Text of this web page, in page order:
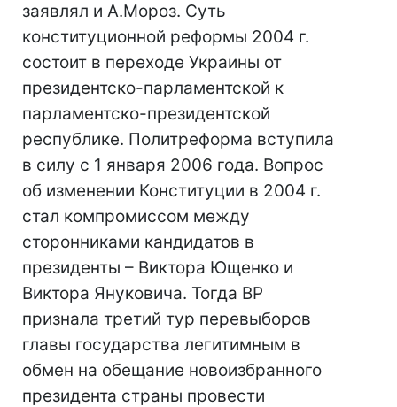
заявлял и А.Мороз. Суть
конституционной реформы 2004 г.
состоит в переходе Украины от
президентско-парламентской к
парламентско-президентской
республике. Политреформа вступила
в силу с 1 января 2006 года. Вопрос
об изменении Конституции в 2004 г.
стал компромиссом между
сторонниками кандидатов в
президенты – Виктора Ющенко и
Виктора Януковича. Тогда ВР
признала третий тур перевыборов
главы государства легитимным в
обмен на обещание новоизбранного
президента страны провести